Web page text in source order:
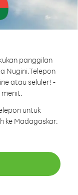
panggilan
Nugini.Telepon
atau seluler! -
menit.
untuk
ke Madagaskar.